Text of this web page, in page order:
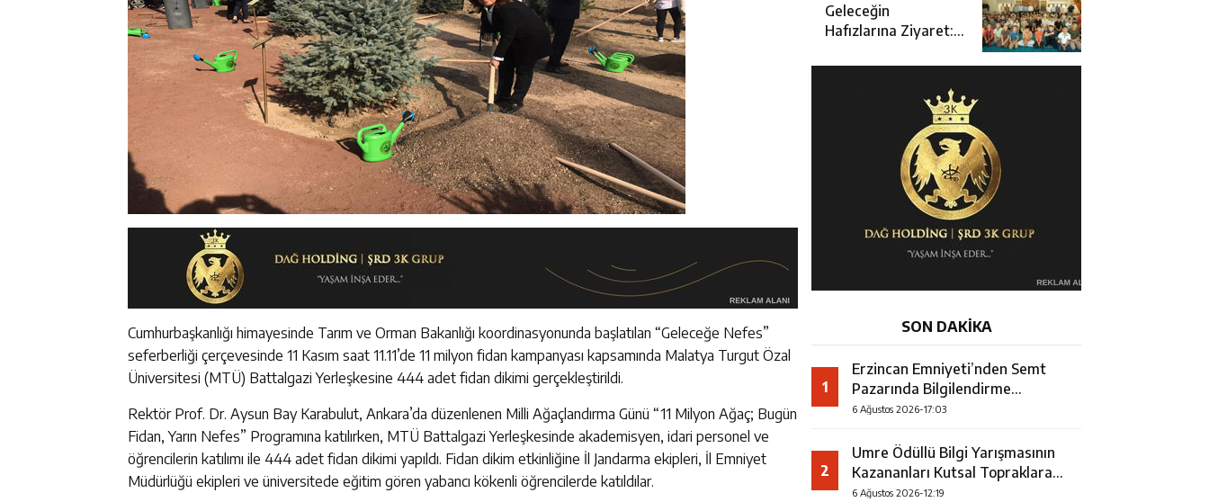
Cumhurbaşkanlığı himayesinde Tarım ve Orman Bakanlığı koordinasyonunda başlatılan “Geleceğe Nefes”
seferberliği çerçevesinde 11 Kasım saat 11.11’de 11 milyon fidan kampanyası kapsamında Malatya Turgut Özal
Üniversitesi (MTÜ) Battalgazi Yerleşkesine 444 adet fidan dikimi gerçekleştirildi.
Rektör Prof. Dr. Aysun Bay Karabulut, Ankara’da düzenlenen Milli Ağaçlandırma Günü “11 Milyon Ağaç; Bugün
Fidan, Yarın Nefes” Programına katılırken, MTÜ Battalgazi Yerleşkesinde akademisyen, idari personel ve
öğrencilerin katılımı ile 444 adet fidan dikimi yapıldı. Fidan dikim etkinliğine İl Jandarma ekipleri, İl Emniyet
Müdürlüğü ekipleri ve üniversitede eğitim gören yabancı kökenli öğrencilerde katıldılar.
Geleceğin
Hafızlarına Ziyaret:
Erzincan’da Kur’an
Kursu Öğrencileriyle
SON DAKİKA
1
Erzincan Emniyeti’nden Semt
Pazarında Bilgilendirme
Faaliyeti
6 Ağustos 2026-17:03
2
Umre Ödüllü Bilgi Yarışmasının
Kazananları Kutsal Topraklara
Uğurlandı
6 Ağustos 2026-12:19